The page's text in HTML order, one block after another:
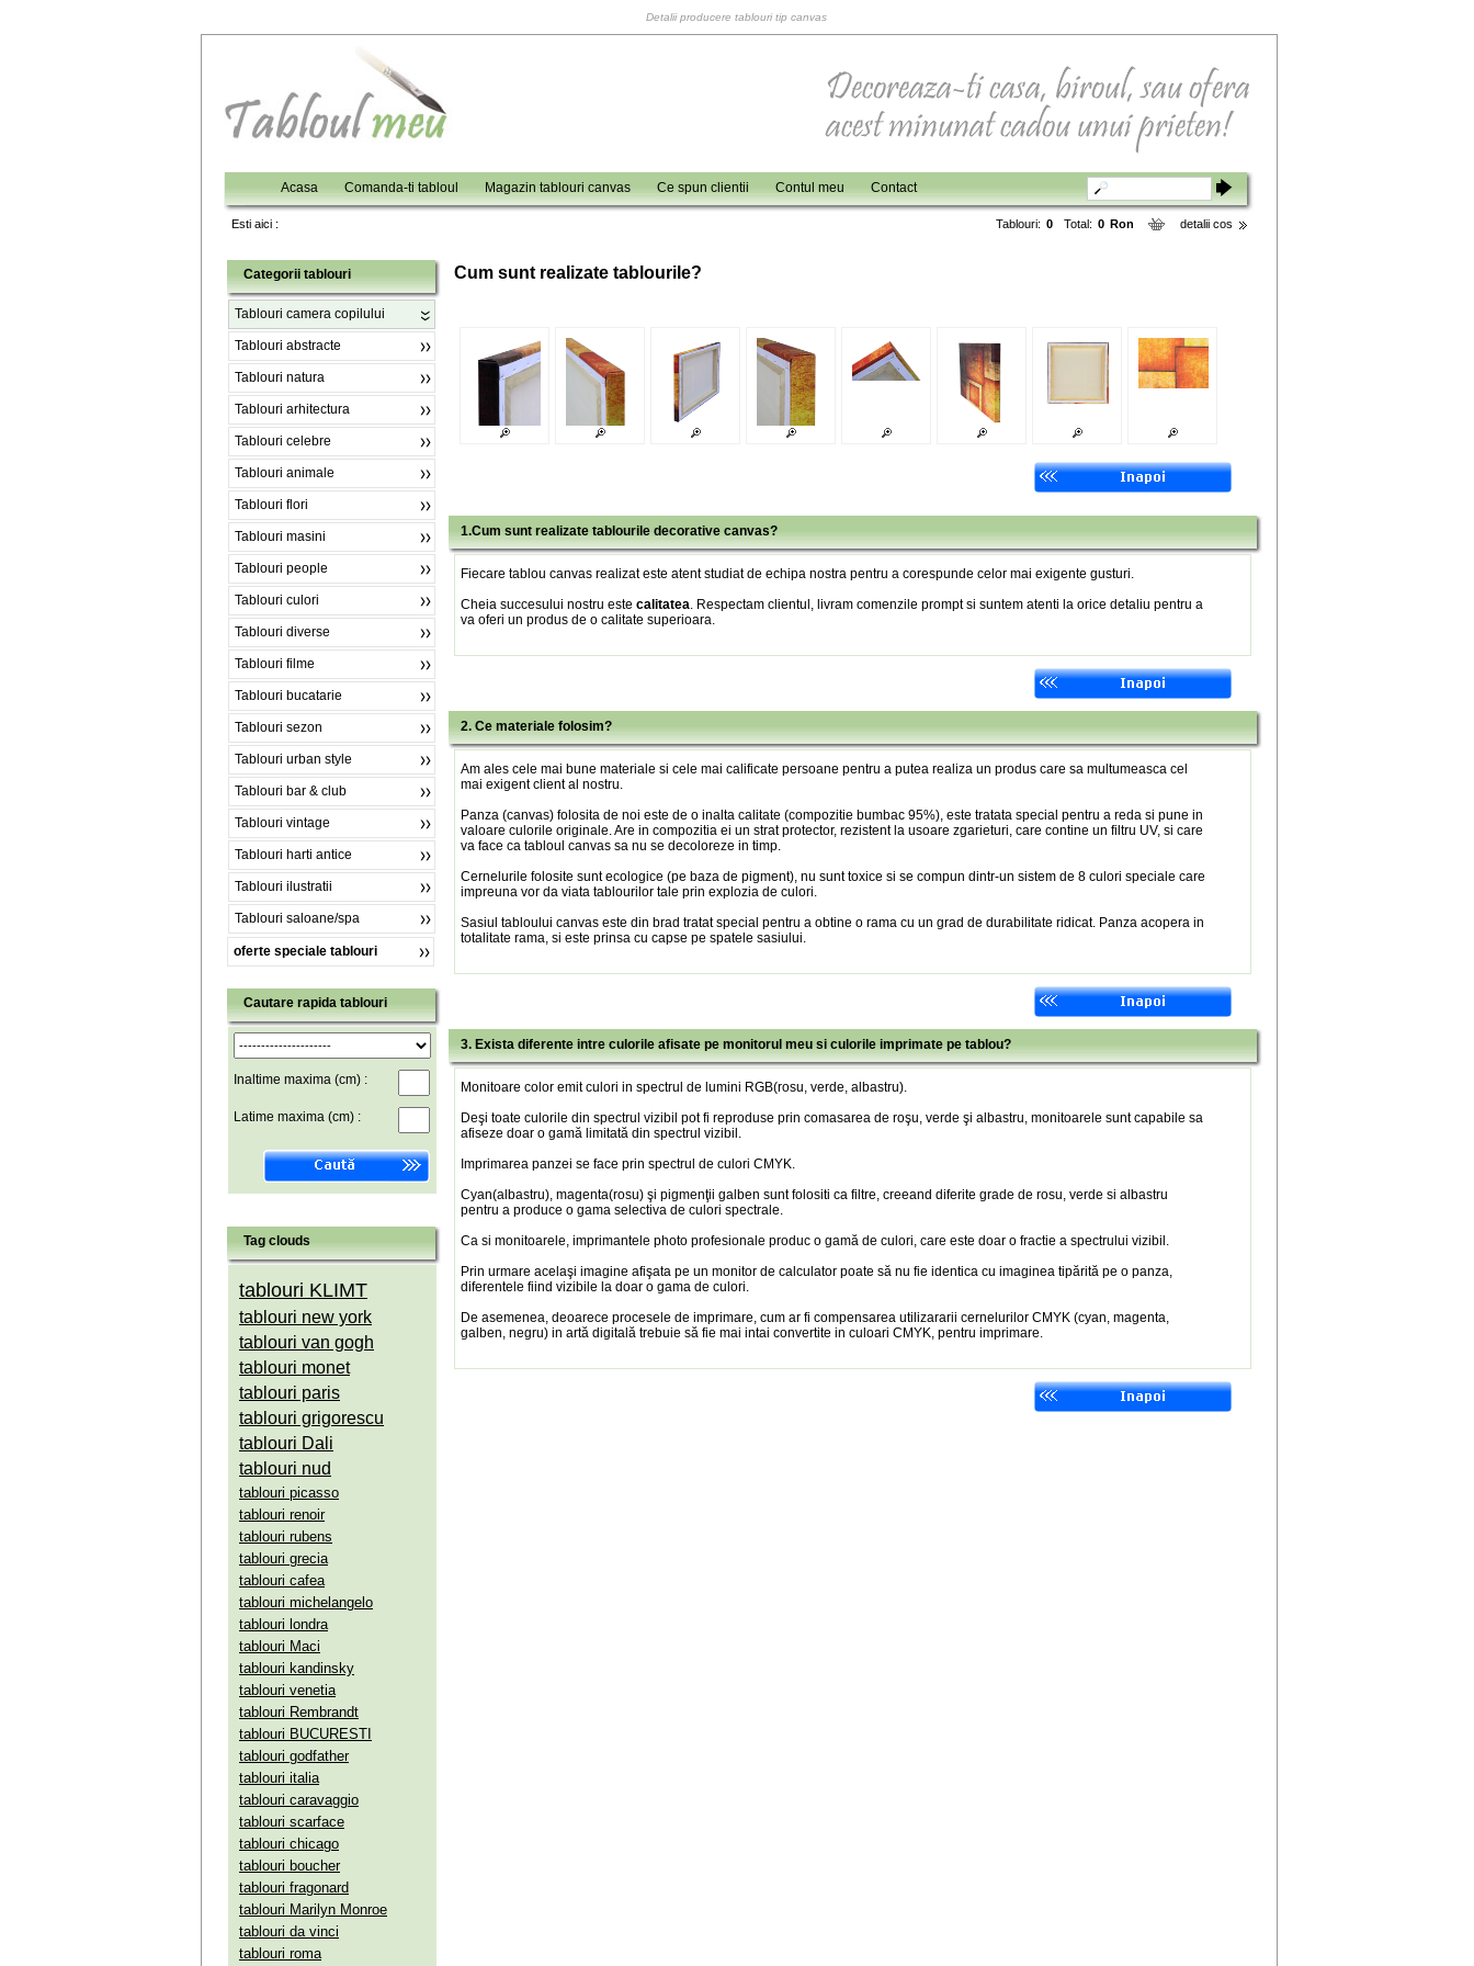
Detalii producere tablouri tip canvas
Acasa Comanda-ti tabloul Magazin tablouri canvas Ce spun clientii Contul meu Contact
Esti aici : detalii cos
Tablouri: 0 Total: 0 Ron
Categorii tablouri
Tablouri camera copilului
Tablouri abstracte
Tablouri natura
Tablouri arhitectura
Tablouri celebre
Tablouri animale
Tablouri flori
Tablouri masini
Tablouri people
Tablouri culori
Tablouri diverse
Tablouri filme
Tablouri bucatarie
Tablouri sezon
Tablouri urban style
Tablouri bar & club
Tablouri vintage
Tablouri harti antice
Tablouri ilustratii
Tablouri saloane/spa
oferte speciale tablouri
Cautare rapida tablouri
Inaltime maxima (cm) :
Latime maxima (cm) :
Tag clouds
tablouri KLIMT
tablouri new york
tablouri van gogh
tablouri monet
tablouri paris
tablouri grigorescu
tablouri Dali
tablouri nud
tablouri picasso
tablouri renoir
tablouri rubens
tablouri grecia
tablouri cafea
tablouri michelangelo
tablouri londra
tablouri Maci
tablouri kandinsky
tablouri venetia
tablouri Rembrandt
tablouri BUCURESTI
tablouri godfather
tablouri italia
tablouri caravaggio
tablouri scarface
tablouri chicago
tablouri boucher
tablouri fragonard
tablouri Marilyn Monroe
tablouri da vinci
tablouri roma
Cum sunt realizate tablourile?
1.Cum sunt realizate tablourile decorative canvas?
Fiecare tablou canvas realizat este atent studiat de echipa nostra pentru a corespunde celor mai exigente gusturi.
Cheia succesului nostru este calitatea. Respectam clientul, livram comenzile prompt si suntem atenti la orice detaliu pentru a
va oferi un produs de o calitate superioara.
2. Ce materiale folosim?
Am ales cele mai bune materiale si cele mai calificate persoane pentru a putea realiza un produs care sa multumeasca cel
mai exigent client al nostru.
Panza (canvas) folosita de noi este de o inalta calitate (compozitie bumbac 95%), este tratata special pentru a reda si pune in
valoare culorile originale. Are in compozitia ei un strat protector, rezistent la usoare zgarieturi, care contine un filtru UV, si care
va face ca tabloul canvas sa nu se decoloreze in timp.
Cernelurile folosite sunt ecologice (pe baza de pigment), nu sunt toxice si se compun dintr-un sistem de 8 culori speciale care
impreuna vor da viata tablourilor tale prin explozia de culori.
Sasiul tabloului canvas este din brad tratat special pentru a obtine o rama cu un grad de durabilitate ridicat. Panza acopera in
totalitate rama, si este prinsa cu capse pe spatele sasiului.
3. Exista diferente intre culorile afisate pe monitorul meu si culorile imprimate pe tablou?
Monitoare color emit culori in spectrul de lumini RGB(rosu, verde, albastru).
Deşi toate culorile din spectrul vizibil pot fi reproduse prin comasarea de roşu, verde şi albastru, monitoarele sunt capabile sa
afiseze doar o gamă limitată din spectrul vizibil.
Imprimarea panzei se face prin spectrul de culori CMYK.
Cyan(albastru), magenta(rosu) şi pigmenţii galben sunt folositi ca filtre, creeand diferite grade de rosu, verde si albastru
pentru a produce o gama selectiva de culori spectrale.
Ca si monitoarele, imprimantele photo profesionale produc o gamă de culori, care este doar o fractie a spectrului vizibil.
Prin urmare acelaşi imagine afişata pe un monitor de calculator poate să nu fie identica cu imaginea tipărită pe o panza,
diferentele fiind vizibile la doar o gama de culori.
De asemenea, deoarece procesele de imprimare, cum ar fi compensarea utilizararii cernelurilor CMYK (cyan, magenta,
galben, negru) in artă digitală trebuie să fie mai intai convertite in culoari CMYK, pentru imprimare.